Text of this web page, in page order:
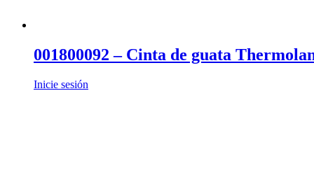
001800092 – Cinta de guata
Inicie sesión